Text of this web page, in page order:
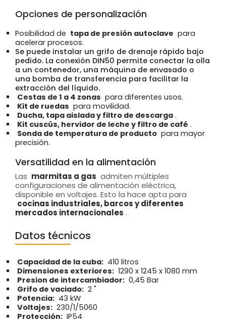
Opciones de personalización
Posibilidad de tapa de presión autoclave para
acelerar procesos.
Se puede instalar un grifo de drenaje rápido bajo
pedido. La conexión DIN50 permite conectar la olla
a un contenedor, una máquina de envasado o
una bomba de transferencia para facilitar la
extracción del líquido.
Cestas de 1 a 4 zonas para diferentes usos.
Kit de ruedas para movilidad.
Ducha, tapa aislada y filtro de descarga .
Kit cuscús, hervidor de leche y filtro de café .
Sonda de temperatura de producto para mayor
precisión.
Versatilidad en la alimentación
Las marmitas a gas admiten múltiples
configuraciones de alimentación eléctrica,
disponible en voltajes. Esto la hace apta para
cocinas industriales, barcos y diferentes
mercados internacionales .
Datos técnicos
Capacidad de la cuba: 410 litros
Dimensiones exteriores: 1290 x 1245 x 1080 mm
Presion de intercambiador: 0,45 Bar
Grifo de vaciado: 2 "
Potencia: 43 kW
Voltajes: 230/1/5060
Protección: IP54